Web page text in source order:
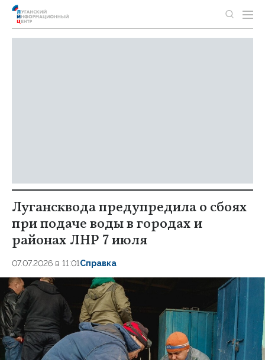
Лугансквода предупредила о сбоях
при подаче воды в городах и
районах ЛНР 7 июля
07.07.2026 в 11:01Справка